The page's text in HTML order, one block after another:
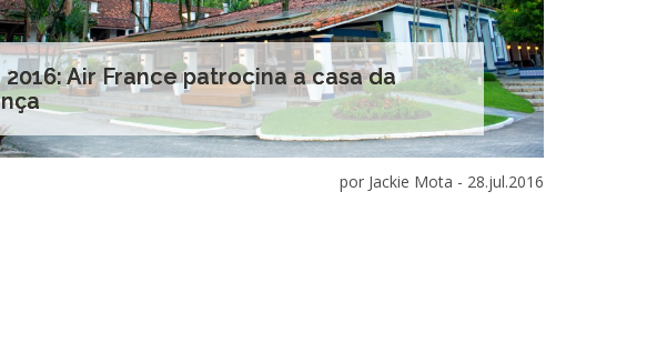
2016: Air France patrocina a casa da
por Jackie Mota - 28.jul.2016